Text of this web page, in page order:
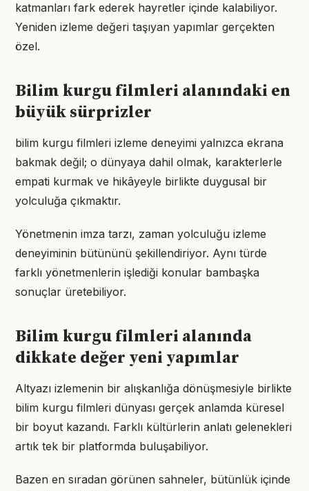
katmanları fark ederek hayretler içinde kalabiliyor.
Yeniden izleme değeri taşıyan yapımlar gerçekten
özel.
Bilim kurgu filmleri alanındaki en
büyük sürprizler
bilim kurgu filmleri izleme deneyimi yalnızca ekrana
bakmak değil; o dünyaya dahil olmak, karakterlerle
empati kurmak ve hikâyeyle birlikte duygusal bir
yolculuğa çıkmaktır.
Yönetmenin imza tarzı, zaman yolculuğu izleme
deneyiminin bütününü şekillendiriyor. Aynı türde
farklı yönetmenlerin işlediği konular bambaşka
sonuçlar üretebiliyor.
Bilim kurgu filmleri alanında
dikkate değer yeni yapımlar
Altyazı izlemenin bir alışkanlığa dönüşmesiyle birlikte
bilim kurgu filmleri dünyası gerçek anlamda küresel
bir boyut kazandı. Farklı kültürlerin anlatı gelenekleri
artık tek bir platformda buluşabiliyor.
Bazen en sıradan görünen sahneler, bütünlük içinde